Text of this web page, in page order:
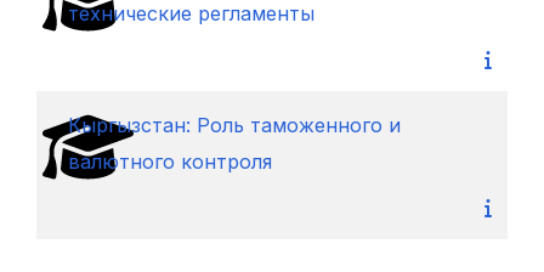
технические регламенты
Кыргызстан: Роль таможенного и
валютного контроля